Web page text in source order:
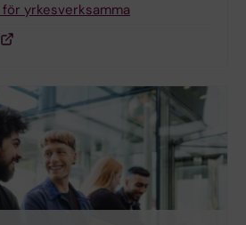
yrkesverksamma